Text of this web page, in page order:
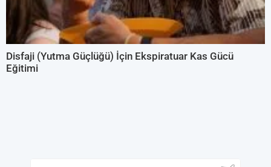
Disfaji (Yutma Güçlüğü) İçin Ekspiratuar Kas Gücü
Eğitimi